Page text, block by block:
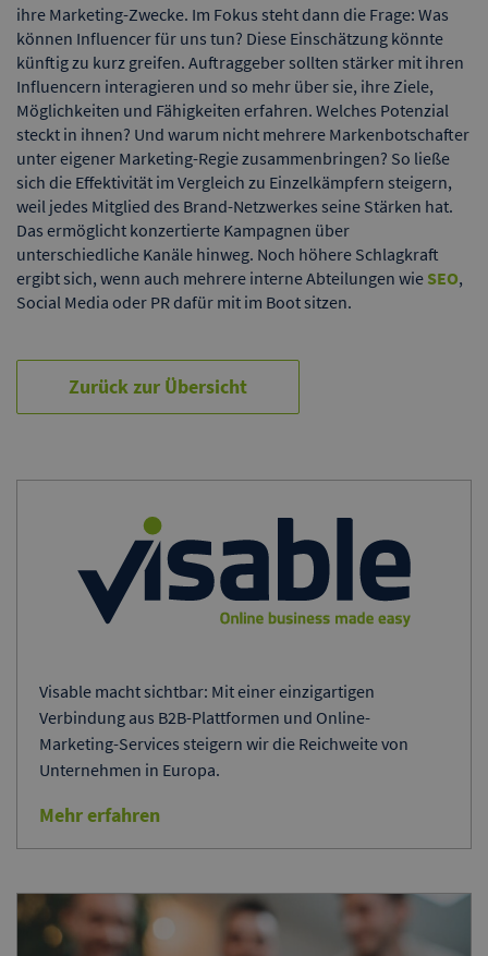
ihre Marketing-Zwecke. Im Fokus steht dann die Frage: Was
können Influencer für uns tun? Diese Einschätzung könnte
künftig zu kurz greifen. Auftraggeber sollten stärker mit ihren
Influencern interagieren und so mehr über sie, ihre Ziele,
Möglichkeiten und Fähigkeiten erfahren. Welches Potenzial
steckt in ihnen? Und warum nicht mehrere Markenbotschafter
unter eigener Marketing-Regie zusammenbringen? So ließe
sich die Effektivität im Vergleich zu Einzelkämpfern steigern,
weil jedes Mitglied des Brand-Netzwerkes seine Stärken hat.
Das ermöglicht konzertierte Kampagnen über
unterschiedliche Kanäle hinweg. Noch höhere Schlagkraft
ergibt sich, wenn auch mehrere interne Abteilungen wie SEO,
Social Media oder PR dafür mit im Boot sitzen.
Zurück zur Übersicht
Visable macht sichtbar: Mit einer einzigartigen
Verbindung aus B2B-Plattformen und Online-
Marketing-Services steigern wir die Reichweite von
Unternehmen in Europa.
Mehr erfahren